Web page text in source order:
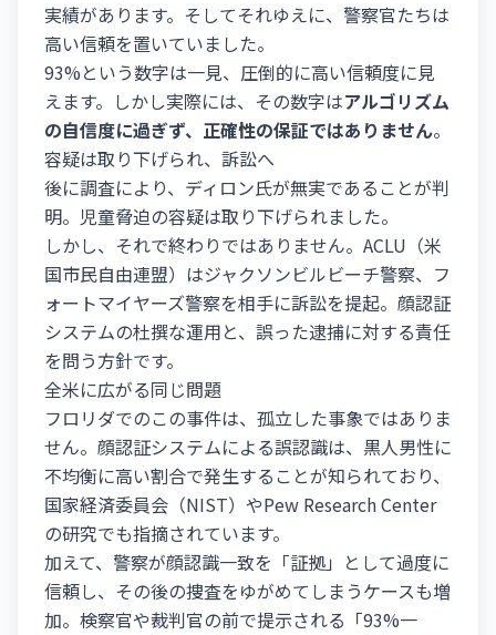
実績があります。そしてそれゆえに、警察官たちは
高い信頼を置いていました。
93%という数字は一見、圧倒的に高い信頼度に見
えます。しかし実際には、その数字はアルゴリズム
の自信度に過ぎず、正確性の保証ではありません。
容疑は取り下げられ、訴訟へ
後に調査により、ディロン氏が無実であることが判
明。児童脅迫の容疑は取り下げられました。
しかし、それで終わりではありません。ACLU（米
国市民自由連盟）はジャクソンビルビーチ警察、フ
ォートマイヤーズ警察を相手に訴訟を提起。顔認証
システムの杜撰な運用と、誤った逮捕に対する責任
を問う方針です。
全米に広がる同じ問題
フロリダでのこの事件は、孤立した事象ではありま
せん。顔認証システムによる誤認識は、黒人男性に
不均衡に高い割合で発生することが知られており、
国家経済委員会（NIST）やPew Research Center
の研究でも指摘されています。
加えて、警察が顔認識一致を「証拠」として過度に
信頼し、その後の捜査をゆがめてしまうケースも増
加。検察官や裁判官の前で提示される「93%一